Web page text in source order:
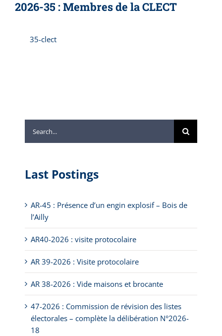
2026-35 : Membres de la CLECT
35-clect
for:
Last Postings
AR-45 : Présence d’un engin explosif – Bois de
l’Ailly
AR40-2026 : visite protocolaire
AR 39-2026 : Visite protocolaire
AR 38-2026 : Vide maisons et brocante
47-2026 : Commission de révision des listes
électorales – complète la délibération N°2026-
18